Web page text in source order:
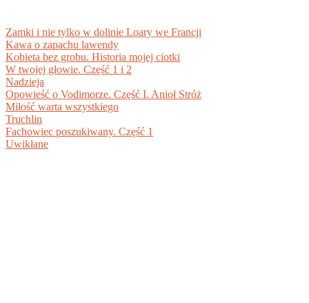
Zamki i nie tylko w dolinie Loary we Francji
Kawa o zapachu lawendy
Kobieta bez grobu. Historia mojej ciotki
W twojej głowie. Część 1 i 2
Nadzieja
Opowieść o Vodimorze. Część I. Anioł Stróż
Miłość warta wszystkiego
Truchlin
Fachowiec poszukiwany. Część 1
Uwikłane